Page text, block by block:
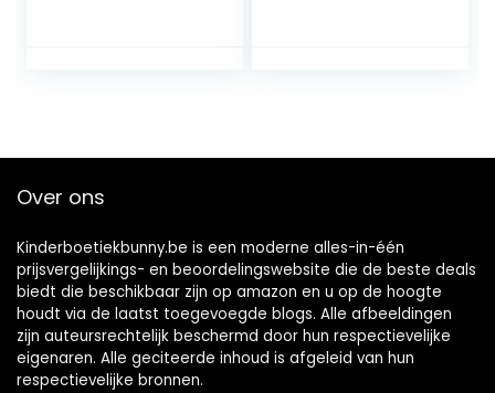
Over ons
Kinderboetiekbunny.be is een moderne alles-in-één
prijsvergelijkings- en beoordelingswebsite die de beste deals
biedt die beschikbaar zijn op amazon en u op de hoogte
houdt via de laatst toegevoegde blogs. Alle afbeeldingen
zijn auteursrechtelijk beschermd door hun respectievelijke
eigenaren. Alle geciteerde inhoud is afgeleid van hun
respectievelijke bronnen.